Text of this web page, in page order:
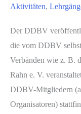
Aktivitäten,
Der DDBV
die vom DDBV
Verbänden wie z. B.
Rahn e. V.
DDBV-Mitgliedern
Organisatoren)